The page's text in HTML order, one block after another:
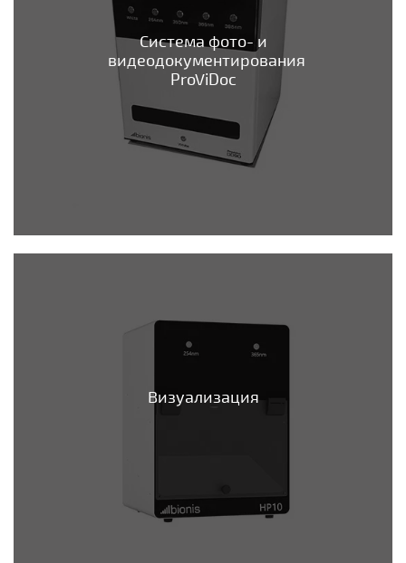
Система фото- и
видеодокументирования
ProViDoc
Визуализация